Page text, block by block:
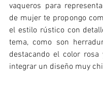
vaqueros para
de mujer te propongo
el estilo rústico con
tema, como son
destacando el color rosa
integrar un diseño muy